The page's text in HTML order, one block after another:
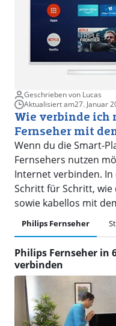
Geschrieben von Lucas
Aktualisiert am27. Januar
Wie verbinde ich
Fernseher mit
Wenn du die Smart-
Fernsehers nutzen
Internet verbinden.
Schritt für Schritt, wie
sowie kabellos mit
Philips Fernseher
Philips Fernseher
verbinden